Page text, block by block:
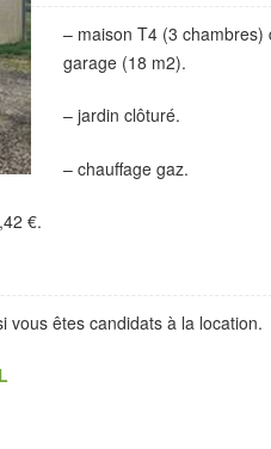
– maison T4 (3 chambres)
garage (18 m2).
– jardin clôturé.
– chauffage gaz.
€.
vous êtes candidats à la location.